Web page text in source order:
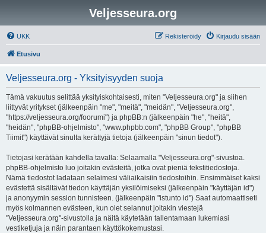
Veljesseura.org
UKK Kirjaudu sisään
Rekisteröidy
Etusivu
Veljesseura.org - Yksityisyyden suoja
Tämä vakuutus selittää yksityiskohtaisesti, miten "Veljesseura.org" ja siihen
liittyvät yritykset (jälkeenpäin "me", "meitä", "meidän", "Veljesseura.org",
"https://veljesseura.org/foorumi") ja phpBB:n (jälkeenpäin "he", "heitä",
"heidän", "phpBB-ohjelmisto", "www.phpbb.com", "phpBB Group", "phpBB
Tiimit") käyttävät sinulta kerättyjä tietoja (jälkeenpäin "sinun tiedot").
Tietojasi kerätään kahdella tavalla: Selaamalla "Veljesseura.org"-sivustoa.
phpBB-ohjelmisto luo joitakin evästeitä, jotka ovat pieniä tekstitiedostoja.
Nämä tiedostot ladataan selaimesi väliaikaisiin tiedostoihin. Ensimmäiset kaksi
evästettä sisältävät tiedon käyttäjän yksilöimiseksi (jälkeenpäin "käyttäjän id")
ja anonyymin session tunnisteen. (jälkeenpäin "istunto id") Saat automaattiseti
myös kolmannen evästeen, kun olet selannut joitakin viestejä
"Veljesseura.org"-sivustolla ja näitä käytetään tallentamaan lukemiasi
vestiketjuja ja näin parantaen käyttökokemustasi.